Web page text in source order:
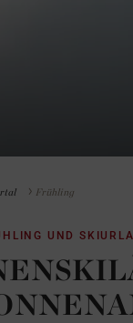
Frühling
UND